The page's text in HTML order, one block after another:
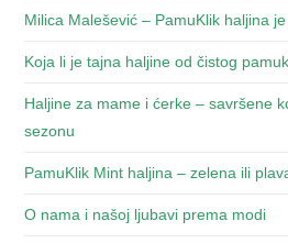
Milica Malešević – PamuKlik haljina
Koja li je tajna haljine od čistog
Haljine za mame i ćerke – savršene
sezonu
PamuKlik Mint haljina – zelena ili
O nama i našoj ljubavi prema modi